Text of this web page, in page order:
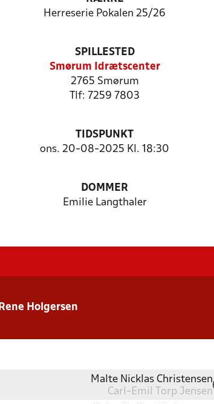
Herreserie Pokalen 25/26
SPILLESTED
Smørum Idrætscenter
2765 Smørum
Tlf: 7259 7803
TIDSPUNKT
ons. 20-08-2025 Kl. 18:30
DOMMER
Emilie Langthaler
Rene Holgersen
Malte Nicklas Christensen
Carl-Emil Torp Jensen